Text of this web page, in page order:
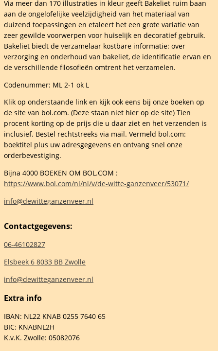
Via meer dan 170 illustraties in kleur geeft Bakeliet ruim baan
aan de ongelofelijke veelzijdigheid van het materiaal van
duizend toepassingen en etaleert het een grote variatie van
zeer gewilde voorwerpen voor huiselijk en decoratief gebruik.
Bakeliet biedt de verzamelaar kostbare informatie: over
verzorging en onderhoud van bakeliet, de identificatie ervan en
de verschillende filosofieën omtrent het verzamelen.
Codenummer: ML 2-1 ok L
Klik op onderstaande link en kijk ook eens bij onze boeken op
de site van bol.com. (Deze staan niet hier op de site) Tien
procent korting op de prijs die u daar ziet en het verzenden is
inclusief. Bestel rechtstreeks via mail. Vermeld bol.com:
boektitel plus uw adresgegevens en ontvang snel onze
orderbevestiging.
Bijna 4000 BOEKEN OM BOL.COM :
https://www.bol.com/nl/nl/v/de-witte-ganzenveer/53071/
info@dewitteganzenveer.nl
Contactgegevens:
06-46102827
Elsbeek 6 8033 BB Zwolle
info@dewitteganzenveer.nl
Extra info
IBAN: NL22 KNAB 0255 7640 65
BIC: KNABNL2H
K.v.K. Zwolle: 05082076